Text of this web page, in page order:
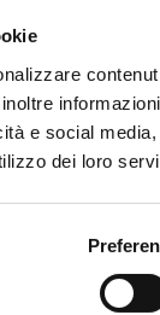
e social
dei loro
2025).
come indicato
al 31 dicembre